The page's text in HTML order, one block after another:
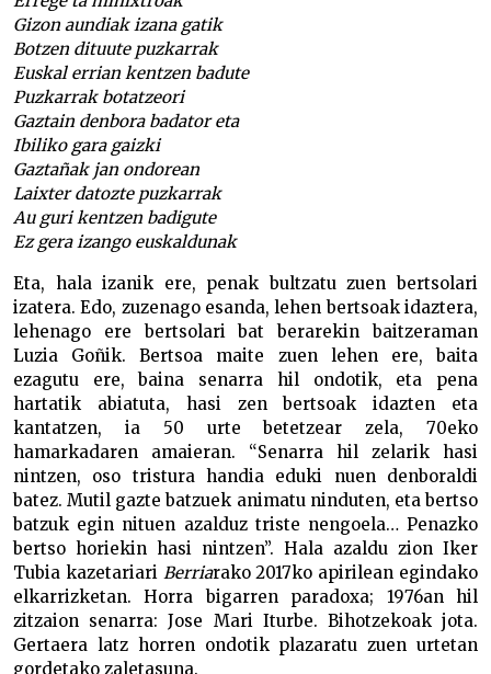
Gizon aundiak izana gatik
Botzen dituute puzkarrak
Euskal errian kentzen badute
Puzkarrak botatzeori
Gaztain denbora badator eta
Ibiliko gara gaizki
Gaztañak jan ondorean
Laixter datozte puzkarrak
Au guri kentzen badigute
Ez gera izango euskaldunak
Eta, hala izanik ere, penak bultzatu zuen bertsolari
izatera. Edo, zuzenago esanda, lehen bertsoak idaztera,
lehenago ere bertsolari bat berarekin baitzeraman
Luzia Goñik. Bertsoa maite zuen lehen ere, baita
ezagutu ere, baina senarra hil ondotik, eta pena
hartatik abiatuta, hasi zen bertsoak idazten eta
kantatzen, ia 50 urte betetzear zela, 70eko
hamarkadaren amaieran. “Senarra hil zelarik hasi
nintzen, oso tristura handia eduki nuen denboraldi
batez. Mutil gazte batzuek animatu ninduten, eta bertso
batzuk egin nituen azalduz triste nengoela… Penazko
bertso horiekin hasi nintzen”. Hala azaldu zion Iker
Tubia kazetariari Berriarako 2017ko apirilean egindako
elkarrizketan. Horra bigarren paradoxa; 1976an hil
zitzaion senarra: Jose Mari Iturbe. Bihotzekoak jota.
Gertaera latz horren ondotik plazaratu zuen urtetan
gordetako zaletasuna.